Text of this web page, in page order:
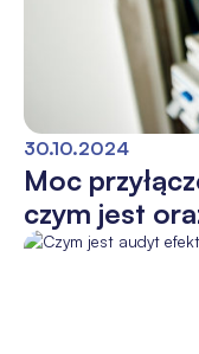
30.10.2024
Moc
czym jest